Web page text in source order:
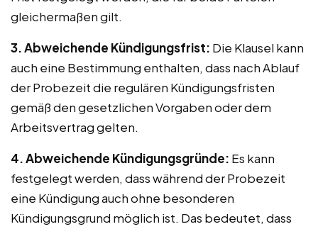
gleichermaßen gilt.
3. Abweichende Kündigungsfrist: Die Klausel kann
auch eine Bestimmung enthalten, dass nach Ablauf
der Probezeit die regulären Kündigungsfristen
gemäß den gesetzlichen Vorgaben oder dem
Arbeitsvertrag gelten.
4. Abweichende Kündigungsgründe: Es kann
festgelegt werden, dass während der Probezeit
eine Kündigung auch ohne besonderen
Kündigungsgrund möglich ist. Das bedeutet, dass